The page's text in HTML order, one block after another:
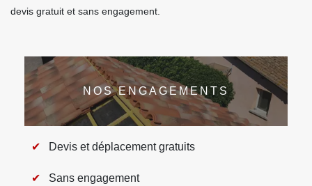
devis gratuit et sans engagement.
NOS ENGAGEMENTS
Devis et déplacement gratuits
Sans engagement